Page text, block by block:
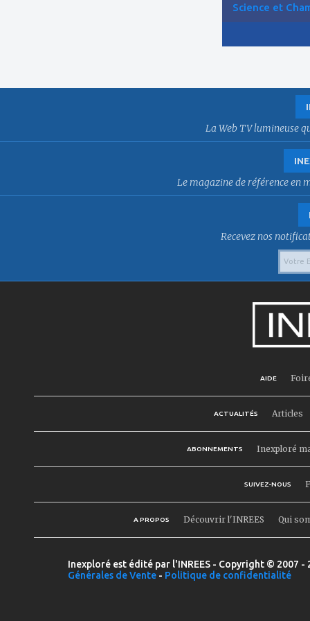
Science et
La Web TV lumineuse
Le magazine de référence en
Recevez nos
AIDE
ACTUALITÉS Articles
ABONNEMENTS Inexploré
SUIVEZ-NOUS
A PROPOS Découvrir l'INREES Qui
Inexploré est édité par l'INREES - Copyright © 2007
Générales de Vente - Politique de confidentialité